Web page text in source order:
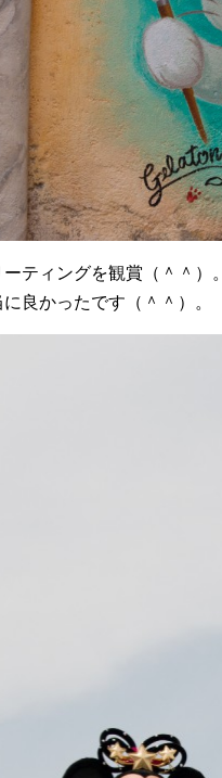
ティングを観賞（＾＾
良かったです（＾＾）。